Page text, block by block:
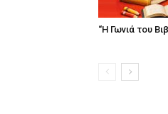
“Η Γωνιά του